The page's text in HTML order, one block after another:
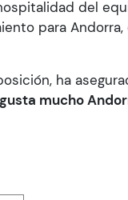
del
para
ha
mucho